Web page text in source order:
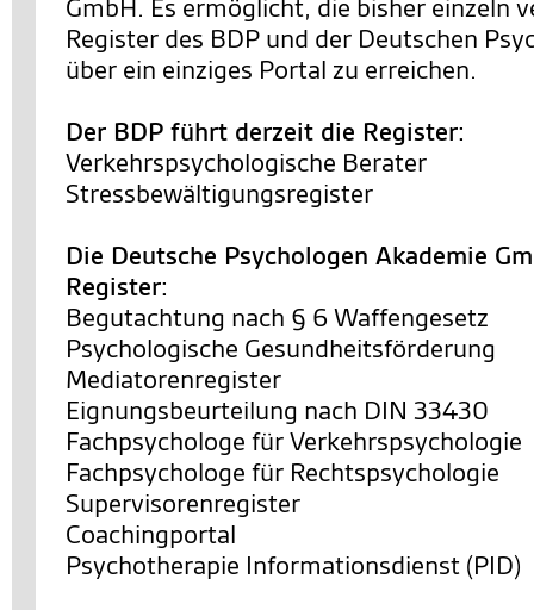
GmbH. Es ermöglicht, die bisher einzeln
Register des BDP und der Deutschen
über ein einziges Portal zu erreichen.
Der BDP führt derzeit die Register:
Verkehrspsychologische Berater
Stressbewältigungsregister
Die Deutsche Psychologen Akademie
Register:
Begutachtung nach § 6 Waffengesetz
Psychologische Gesundheitsförderung
Mediatorenregister
Eignungsbeurteilung nach DIN 33430
Fachpsychologe für Verkehrspsychologie
Fachpsychologe für Rechtspsychologie
Supervisorenregister
Coachingportal
Psychotherapie Informationsdienst (PID)